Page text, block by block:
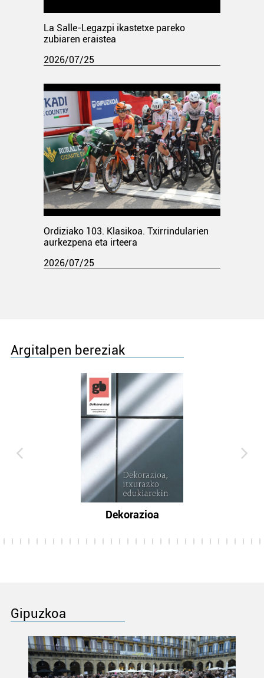
La Salle-Legazpi ikastetxe pareko
zubiaren eraistea
2026/07/25
Ordiziako 103. Klasikoa. Txirrindularien
aurkezpena eta irteera
2026/07/25
Argitalpen bereziak
Dekorazioa
Gipuzkoa